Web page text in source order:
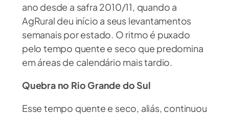
ano desde a safra 2010/11, quando a
AgRural deu início a seus levantamentos
semanais por estado. O ritmo é puxado
pelo tempo quente e seco que predomina
em áreas de calendário mais tardio.
Quebra no Rio Grande do Sul
Esse tempo quente e seco, aliás, continuou